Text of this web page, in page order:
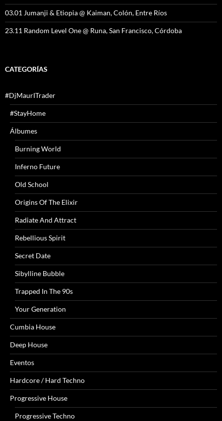
03.01 Jumanji & Etiopia @ Kaiman, Colón, Entre Ríos
23.11 Random Level One @ Runa, San Francisco, Córdoba
CATEGORÍAS
#DjMaurITrader
#StayHome
Álbumes
Burning World
Inferno Future
Old School
Origins Of The Elixir
Radiate And Attract
Rebellious Spirit
Secret Date
Sibylline Bubble
Trapped In The 90s
Your Generation
Cumbia House
Deep House
Eventos
Hardcore / Hard Techno
Progressive House
Progressive Techno